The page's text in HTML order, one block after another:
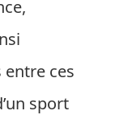
ces
sport